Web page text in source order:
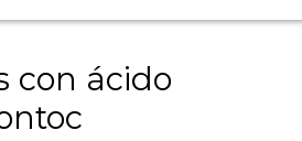
con ácido